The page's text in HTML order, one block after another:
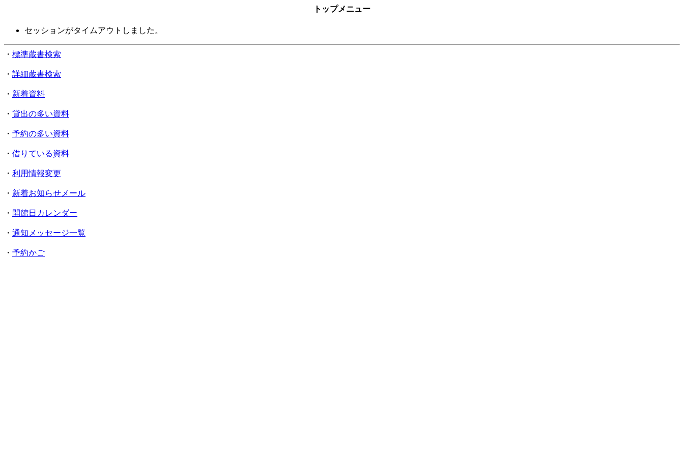
トップメニュー
セッションがタイムアウトしました。
・ 標準蔵書検索
・ 詳細蔵書検索
・ 新着資料
・ 貸出の多い資料
・ 予約の多い資料
・ 借りている資料
・ 利用情報変更
・ 新着お知らせメール
・ 開館日カレンダー
・ 通知メッセージ一覧
・ 予約かご